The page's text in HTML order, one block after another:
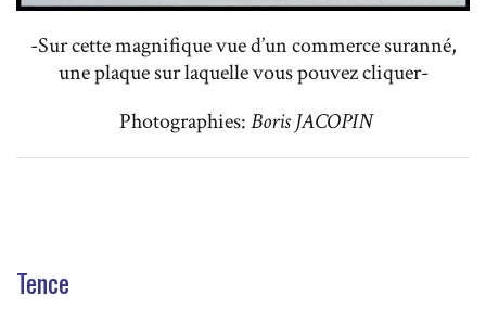
-Sur cette magnifique vue d’un commerce suranné,
une plaque sur laquelle vous pouvez cliquer-
Photographies:Boris JACOPIN
Tence